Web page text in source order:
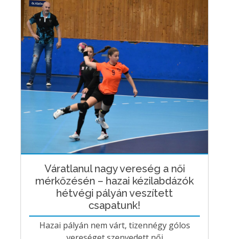
Váratlanul nagy vereség a női
mérkőzésén – hazai kézilabdázók
hétvégi pályán veszített
csapatunk!
Hazai pályán nem várt, tizennégy gólos